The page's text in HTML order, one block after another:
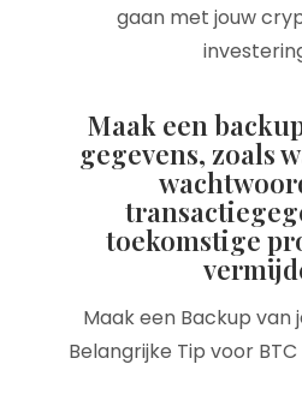
gaan met jouw
Maak een
gegevens, zoals
toekomstige
Maak een Backup van
Belangrijke Tip voor